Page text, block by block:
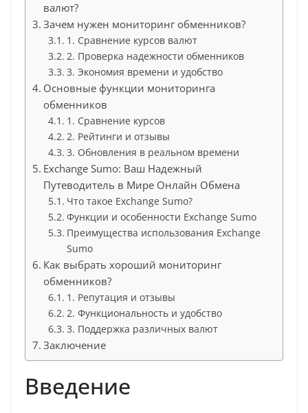
валют?
Зачем нужен мониторинг обменников?
1. Сравнение курсов валют
2. Проверка надежности обменников
3. Экономия времени и удобство
Основные функции мониторинга
обменников
1. Сравнение курсов
2. Рейтинги и отзывы
3. Обновления в реальном времени
Exchange Sumo: Ваш Надежный
Путеводитель в Мире Онлайн Обмена
Что такое Exchange Sumo?
Функции и особенности Exchange Sumo
Преимущества использования Exchange
Sumo
Как выбрать хороший мониторинг
обменников?
1. Репутация и отзывы
2. Функциональность и удобство
3. Поддержка различных валют
Заключение
Введение